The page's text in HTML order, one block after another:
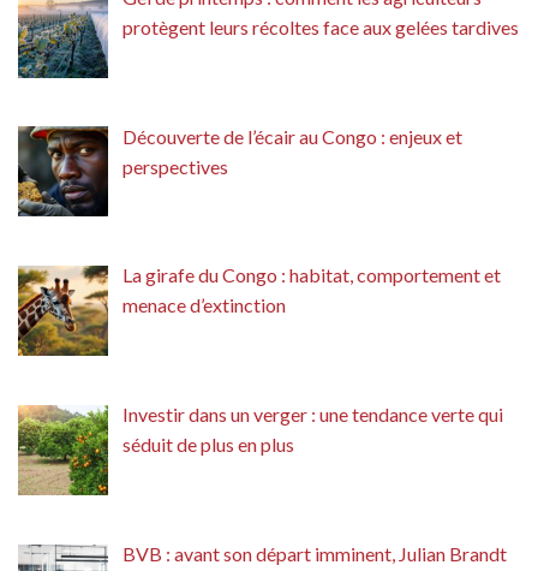
protègent leurs récoltes face aux gelées tardives
Découverte de l’écair au Congo : enjeux et
perspectives
La girafe du Congo : habitat, comportement et
menace d’extinction
Investir dans un verger : une tendance verte qui
séduit de plus en plus
BVB : avant son départ imminent, Julian Brandt